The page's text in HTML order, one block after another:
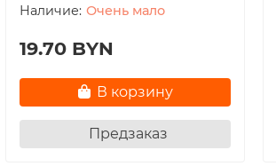
Очень мало
19.70 BYN
В корзину
Предзаказ